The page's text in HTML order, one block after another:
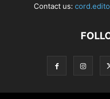
Contact us: